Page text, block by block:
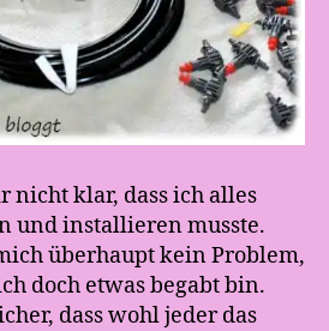
klar, dass ich alles
und installieren musste.
überhaupt kein Problem,
doch etwas begabt bin.
dass wohl jeder das